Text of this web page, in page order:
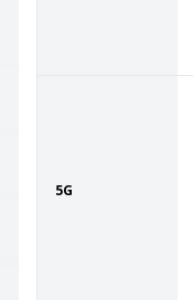
5G